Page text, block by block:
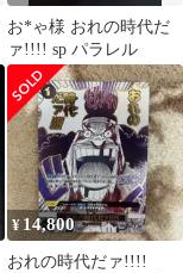
お*ゃ様 おれの時代だ
ァ!!!! sp パラレル
¥ 14,800
おれの時代だァ!!!!